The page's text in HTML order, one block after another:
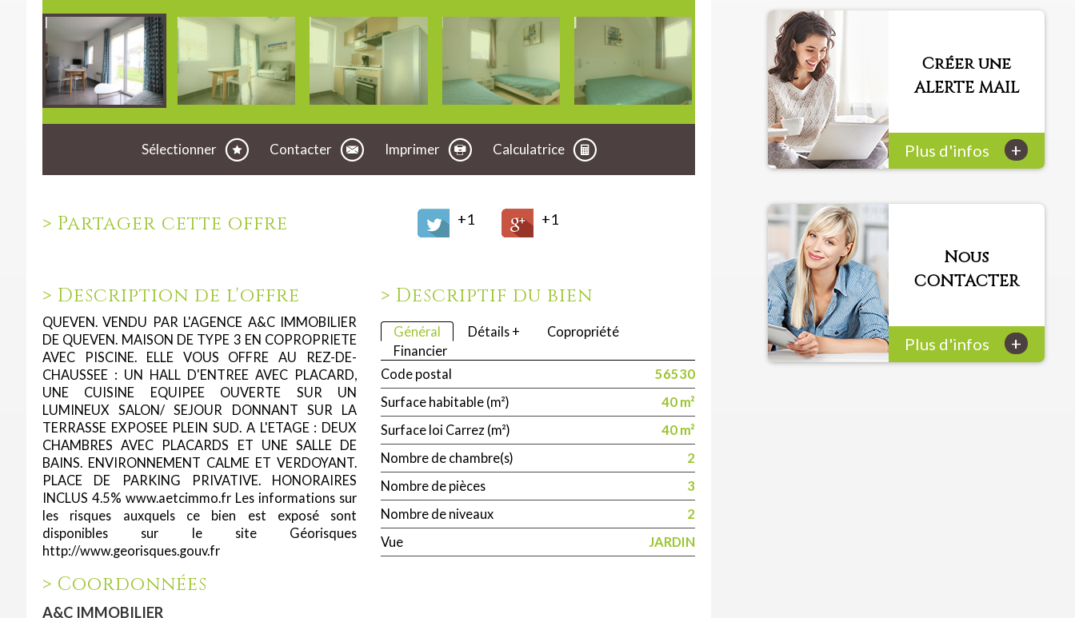
Sélectionner Contacter Imprimer Calculatrice
> Partager cette offre +1 +1
> Description de l'offre
QUEVEN. VENDU PAR L'AGENCE A&C IMMOBILIER
DE QUEVEN. MAISON DE TYPE 3 EN COPROPRIETE
AVEC PISCINE. ELLE VOUS OFFRE AU REZ-DE-
CHAUSSEE : UN HALL D'ENTREE AVEC PLACARD,
UNE CUISINE EQUIPEE OUVERTE SUR UN
LUMINEUX SALON/ SEJOUR DONNANT SUR LA
TERRASSE EXPOSEE PLEIN SUD. A L'ETAGE : DEUX
CHAMBRES AVEC PLACARDS ET UNE SALLE DE
BAINS. ENVIRONNEMENT CALME ET VERDOYANT.
PLACE DE PARKING PRIVATIVE. HONORAIRES
INCLUS 4.5% www.aetcimmo.fr Les informations sur
les risques auxquels ce bien est exposé sont
disponibles sur le site Géorisques
http://www.georisques.gouv.fr
> Coordonnées
A&C IMMOBILIER
> Descriptif du bien
Général Détails +
Copropriété
Financier
Code postal
56530
Surface habitable (m²)
40 m²
Surface loi Carrez (m²)
40 m²
Nombre de chambre(s)
2
Nombre de pièces
3
Nombre de niveaux
2
Vue
JARDIN
Créer une
ALERTE MAIL
Plus d'infos +
Nous
CONTACTER
Plus d'infos +